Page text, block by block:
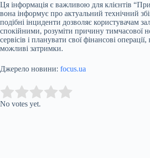
Ця інформація є важливою для клієнтів
вона інформує про актуальний технічний
подібні інциденти дозволяє користувачам
спокійними, розуміти причину тимчасової
сервісів і планувати свої фінансові
можливі затримки.
Джерело новини: focus.ua
Rate this item:
No votes yet.